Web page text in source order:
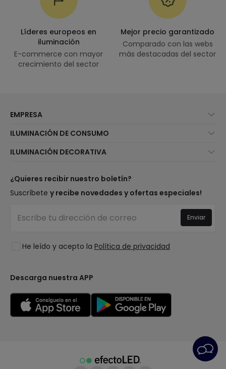
Líderes europeos en
iluminación
E-commerce con mayor
crecimiento del sector
Mejor precio garantizado
Comparado con las webs
más destacadas del sector
EMPRESA
Atención al cliente
Métodos de envío
¿Eres profesional?
Tiendas
Preguntas frecuentes
Iniciar sesión
ILUMINACIÓN DE CONSUMO
Marcas
Calculadora de ahorro LED
Presupuestos
Iluminación para empresas
ILUMINACIÓN DECORATIVA
Top Marcas
Espacios
Colecciones
LoveYouGreen
¿Quieres recibir nuestro boletín?
Suscríbete y recibe novedades y ofertas especiales!
He leído y acepto la Política de privacidad
Enviar
Descarga nuestra APP